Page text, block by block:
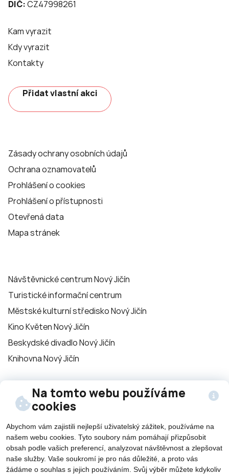
Na tomto webu používáme
cookies
Abychom vám zajistili nejlepší uživatelský zážitek, používáme na
našem webu cookies. Tyto soubory nám pomáhají přizpůsobit
obsah podle vašich preferencí, analyzovat návštěvnost a zlepšovat
naše služby. Vaše soukromí je pro nás důležité, a proto vás
žádáme o souhlas s jejich používáním. Svůj výběr můžete kdykoliv
DIČ:CZ47998261
Kam vyrazit
Kdy vyrazit
Kontakty
Přidat vlastní akci
Zásady ochrany osobních údajů
Ochrana oznamovatelů
Prohlášení o cookies
Prohlášení o přístupnosti
Otevřená data
Mapa stránek
Návštěvnické centrum Nový Jičín
Turistické informační centrum
Městské kulturní středisko Nový Jičín
Kino Květen Nový Jičín
Beskydské divadlo Nový Jičín
Knihovna Nový Jičín
Sledujte nás na
sítích